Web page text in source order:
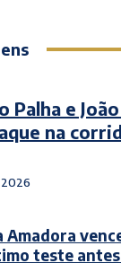
Palha e
na
Amadora
teste antes